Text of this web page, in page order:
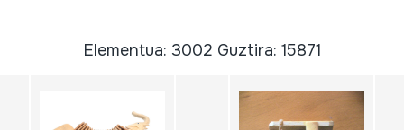
Elementua: 3002 Guztira: 15871